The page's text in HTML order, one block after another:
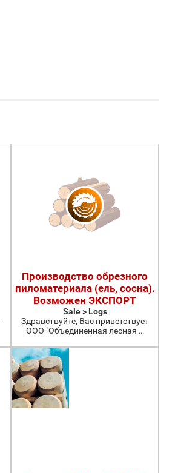
Производство обрезного
пиломатериала (ель, сосна).
Возможен ЭКСПОРТ
Sale > Logs
Здравствуйте, Вас приветствует
ООО "Объединенная лесная …